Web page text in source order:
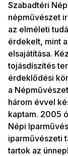
Szabadtéri
népművészet
az elméleti
érdekelt, mint
elsajátítása.
tojásdíszítés
érdeklődési
a
három évvel
kaptam. 2005
Népi
iparművészeti
tartok az